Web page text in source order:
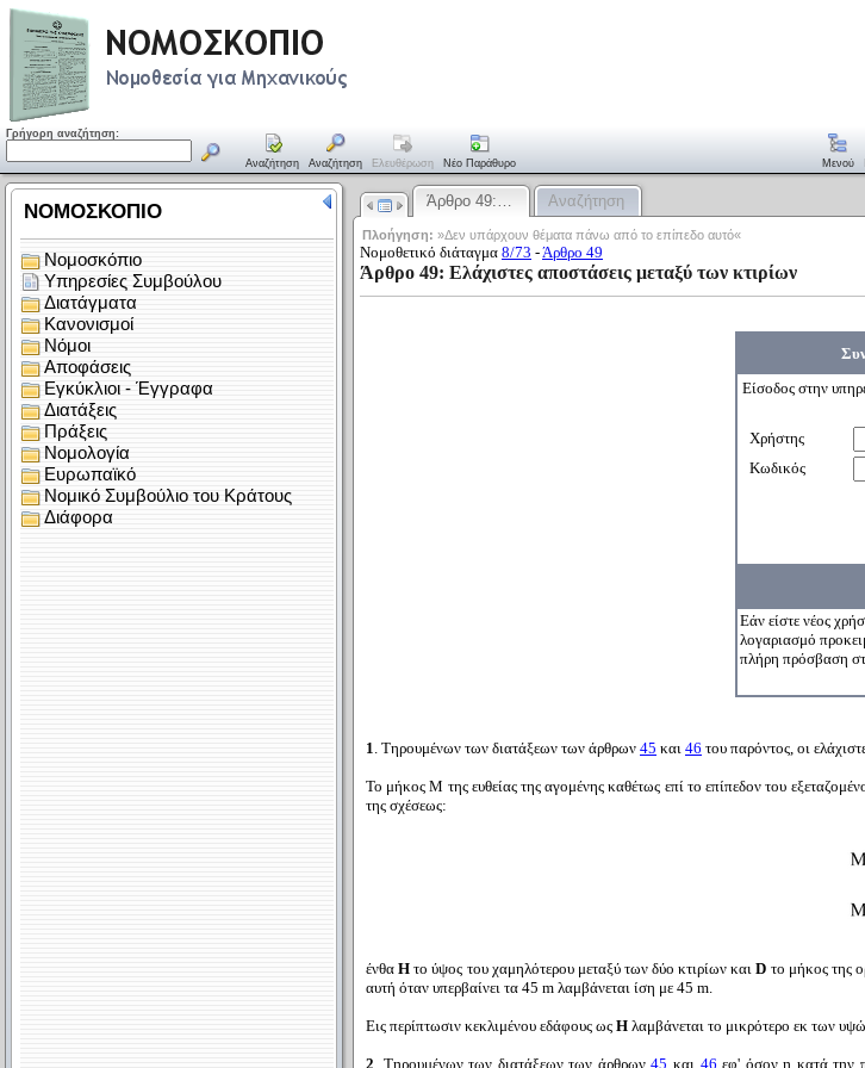
Γρήγορη αναζήτηση:
Αναζήτηση Αναζήτηση Ελευθέρωση Νέο Παράθυρο Μενού
Άρθρο 49:… Αναζήτηση